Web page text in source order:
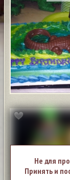
Не для
Принять и